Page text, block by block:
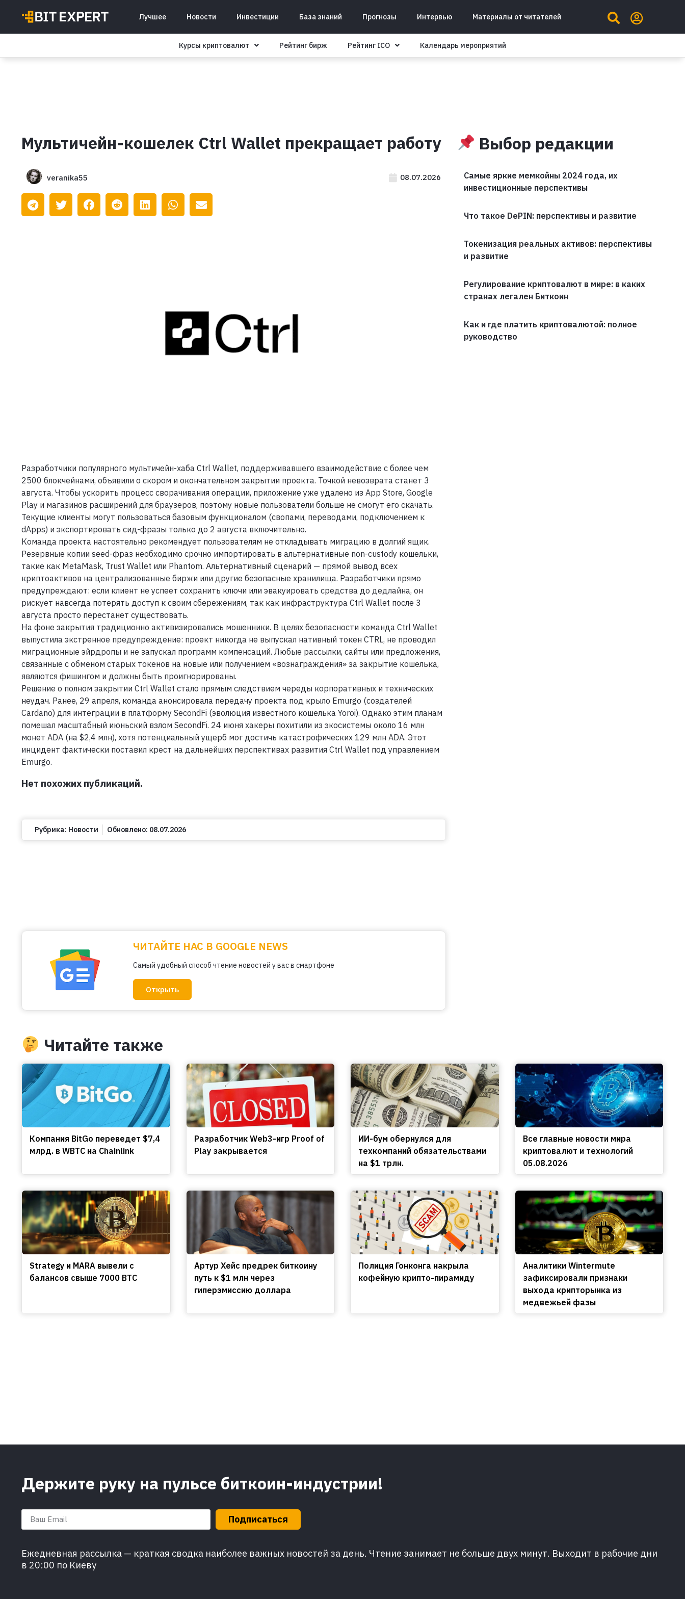
Лучшее Новости Инвестиции База знаний Прогнозы Интервью Материалы от читателей
Курсы криптовалют Рейтинг бирж Рейтинг ICO Календарь мероприятий
Мультичейн-кошелек Ctrl Wallet прекращает работу
veranika55 08.07.2026
Разработчики популярного мультичейн-хаба Ctrl Wallet, поддерживавшего взаимодействие с более чем
2500 блокчейнами, объявили о скором и окончательном закрытии проекта. Точкой невозврата станет 3
августа. Чтобы ускорить процесс сворачивания операции, приложение уже удалено из App Store, Google
Play и магазинов расширений для браузеров, поэтому новые пользователи больше не смогут его скачать.
Текущие клиенты могут пользоваться базовым функционалом (свопами, переводами, подключением к
dApps) и экспортировать сид-фразы только до 2 августа включительно.
Команда проекта настоятельно рекомендует пользователям не откладывать миграцию в долгий ящик.
Резервные копии seed-фраз необходимо срочно импортировать в альтернативные non-custody кошельки,
такие как MetaMask, Trust Wallet или Phantom. Альтернативный сценарий — прямой вывод всех
криптоактивов на централизованные биржи или другие безопасные хранилища. Разработчики прямо
предупреждают: если клиент не успеет сохранить ключи или эвакуировать средства до дедлайна, он
рискует навсегда потерять доступ к своим сбережениям, так как инфраструктура Ctrl Wallet после 3
августа просто перестанет существовать.
На фоне закрытия традиционно активизировались мошенники. В целях безопасности команда Ctrl Wallet
выпустила экстренное предупреждение: проект никогда не выпускал нативный токен CTRL, не проводил
миграционные эйрдропы и не запускал программ компенсаций. Любые рассылки, сайты или предложения,
связанные с обменом старых токенов на новые или получением «вознаграждения» за закрытие кошелька,
являются фишингом и должны быть проигнорированы.
Решение о полном закрытии Ctrl Wallet стало прямым следствием череды корпоративных и технических
неудач. Ранее, 29 апреля, команда анонсировала передачу проекта под крыло Emurgo (создателей
Cardano) для интеграции в платформу SecondFi (эволюция известного кошелька Yoroi). Однако этим планам
помешал масштабный июньский взлом SecondFi. 24 июня хакеры похитили из экосистемы около 16 млн
монет ADA (на $2,4 млн), хотя потенциальный ущерб мог достичь катастрофических 129 млн ADA. Этот
инцидент фактически поставил крест на дальнейших перспективах развития Ctrl Wallet под управлением
Emurgo.
Нет похожих публикаций.
Рубрика: Новости Обновлено: 08.07.2026
ЧИТАЙТЕ НАС В GOOGLE NEWS
Самый удобный способ чтение новостей у вас в смартфоне
Открыть
Выбор редакции
Самые яркие мемкойны 2024 года, их
инвестиционные перспективы
Что такое DePIN: перспективы и развитие
Токенизация реальных активов: перспективы
и развитие
Регулирование криптовалют в мире: в каких
странах легален Биткоин
Как и где платить криптовалютой: полное
руководство
Читайте также
Компания BitGo переведет $7,4
млрд. в WBTC на Chainlink
Разработчик Web3-игр Proof of
Play закрывается
ИИ-бум обернулся для
техкомпаний обязательствами
на $1 трлн.
Все главные новости мира
криптовалют и технологий
05.08.2026
Strategy и MARA вывели с
балансов свыше 7000 BTC
Артур Хейс предрек биткоину
путь к $1 млн через
гиперэмиссию доллара
Полиция Гонконга накрыла
кофейную крипто-пирамиду
Аналитики Wintermute
зафиксировали признаки
выхода крипторынка из
медвежьей фазы
Держите руку на пульсе биткоин-индустрии!
Подписаться
Ежедневная рассылка — краткая сводка наиболее важных новостей за день. Чтение занимает не больше двух минут. Выходит в рабочие дни
в 20:00 по Киеву